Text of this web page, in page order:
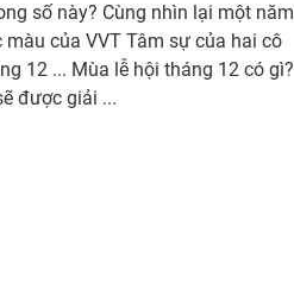
số này? Cùng nhìn lại một năm
màu của VVT Tâm sự của hai cô
12 ... Mùa lễ hội tháng 12 có gì?
được giải ...